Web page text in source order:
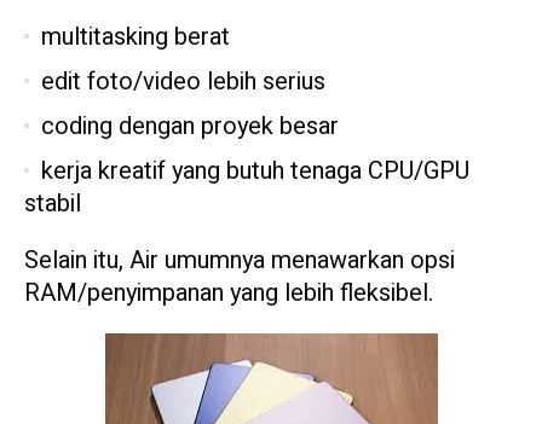
multitasking berat
edit foto/video lebih serius
coding dengan proyek besar
kerja kreatif yang butuh tenaga CPU/GPU
stabil
Selain itu, Air umumnya menawarkan opsi
RAM/penyimpanan yang lebih fleksibel.